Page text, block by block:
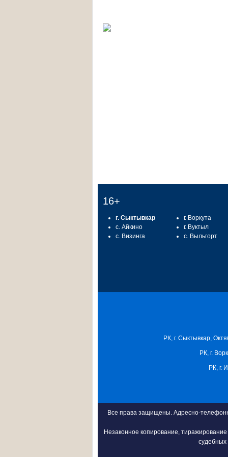
16+
г. Сыктывкар
с. Айкино
с. Визинга
г. Воркута
г. Вуктыл
с. Выльгорт
РК, г. Сыктывкар,
РК, г.
РК, г.
Все права защищены. Адресно-
Незаконное копирование,
судебных